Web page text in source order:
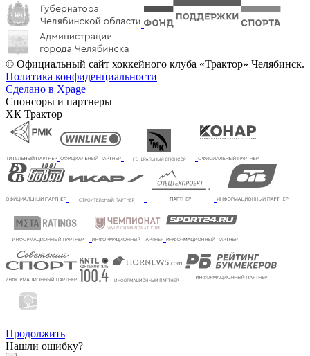
© Официальный сайт хоккейного клуба «Трактор» Челябинск.
Политика конфиденциальности
Сделано в Xpage
Спонсоры и партнеры
ХК Трактор
Продолжить
Нашли ошибку?